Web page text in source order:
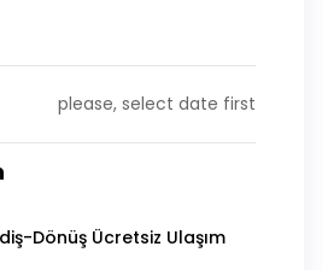
please, select date first
Dönüş Ücretsiz Ulaşım